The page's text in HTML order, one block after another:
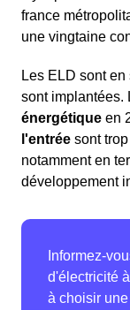
france
une vingtaine
Les ELD sont
sont implantées.
énergétique en
l'entrée sont
notamment en
développement